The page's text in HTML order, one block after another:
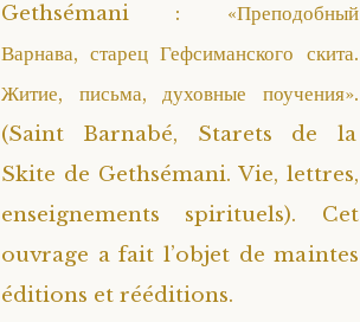
Gethsémani : «Преподобный
Варнава, старец Гефсиманского скита.
Житие, письма, духовные поучения».
(Saint Barnabé, Starets de la
Skite de Gethsémani. Vie, lettres,
enseignements spirituels). Cet
ouvrage a fait l’objet de maintes
éditions et rééditions.